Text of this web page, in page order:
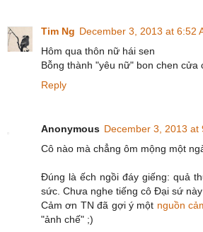
Tim Ng December 3, 2013 at 6:52
Hôm qua thôn nữ hái sen
Bỗng thành "yêu nữ" bon chen cửa
Reply
Anonymous December 3, 2013 at
Cô nào mà chẳng ôm mộng một
Đúng là ếch ngồi đáy giếng: quả
sức. Chưa nghe tiếng cô Đại sứ này
Cảm ơn TN đã gợi ý một nguồn
"ảnh chế" ;)